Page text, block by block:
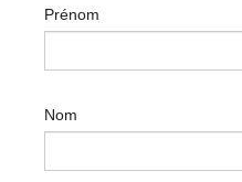
Prénom
Nom